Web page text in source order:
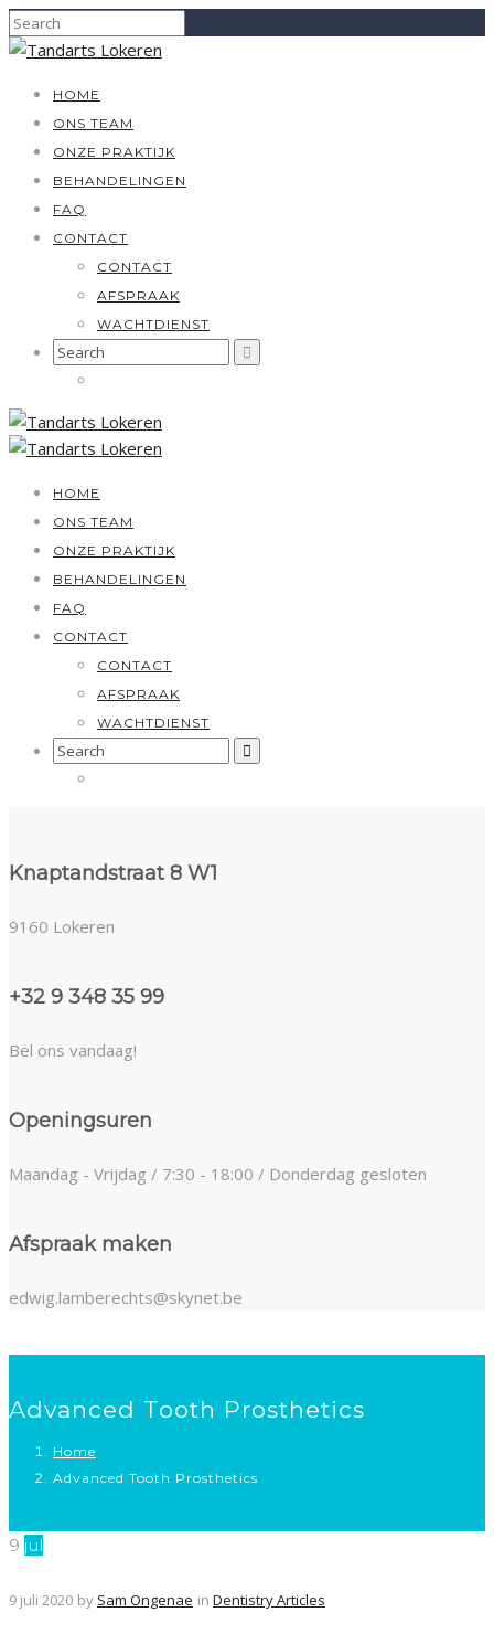
HOME
ONS TEAM
ONZE PRAKTIJK
BEHANDELINGEN
FAQ
CONTACT
CONTACT
AFSPRAAK
WACHTDIENST
Search
HOME
ONS TEAM
ONZE PRAKTIJK
BEHANDELINGEN
FAQ
CONTACT
CONTACT
AFSPRAAK
WACHTDIENST
Search
Knaptandstraat 8 W1
9160 Lokeren
+32 9 348 35 99
Bel ons vandaag!
Openingsuren
Maandag - Vrijdag / 7:30 - 18:00 / Donderdag gesloten
Afspraak maken
edwig.lamberechts@skynet.be
Advanced Tooth Prosthetics
Home
Advanced Tooth Prosthetics
9 jul
9 juli 2020 by Sam Ongenae in Dentistry Articles